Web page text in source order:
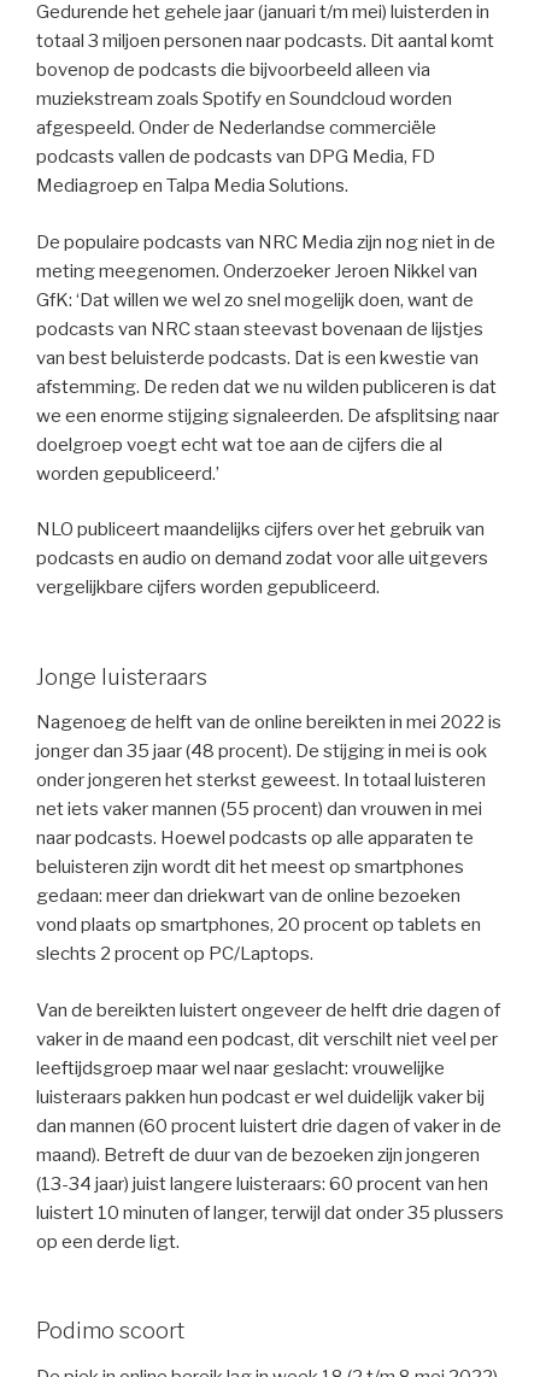
Gedurende het gehele jaar (januari t/m mei) luisterden in
totaal 3 miljoen personen naar podcasts. Dit aantal komt
bovenop de podcasts die bijvoorbeeld alleen via
muziekstream zoals Spotify en Soundcloud worden
afgespeeld. Onder de Nederlandse commerciële
podcasts vallen de podcasts van DPG Media, FD
Mediagroep en Talpa Media Solutions.
De populaire podcasts van NRC Media zijn nog niet in de
meting meegenomen. Onderzoeker Jeroen Nikkel van
GfK: ‘Dat willen we wel zo snel mogelijk doen, want de
podcasts van NRC staan steevast bovenaan de lijstjes
van best beluisterde podcasts. Dat is een kwestie van
afstemming. De reden dat we nu wilden publiceren is dat
we een enorme stijging signaleerden. De afsplitsing naar
doelgroep voegt echt wat toe aan de cijfers die al
worden gepubliceerd.’
NLO publiceert maandelijks cijfers over het gebruik van
podcasts en audio on demand zodat voor alle uitgevers
vergelijkbare cijfers worden gepubliceerd.
Jonge luisteraars
Nagenoeg de helft van de online bereikten in mei 2022 is
jonger dan 35 jaar (48 procent). De stijging in mei is ook
onder jongeren het sterkst geweest. In totaal luisteren
net iets vaker mannen (55 procent) dan vrouwen in mei
naar podcasts. Hoewel podcasts op alle apparaten te
beluisteren zijn wordt dit het meest op smartphones
gedaan: meer dan driekwart van de online bezoeken
vond plaats op smartphones, 20 procent op tablets en
slechts 2 procent op PC/Laptops.
Van de bereikten luistert ongeveer de helft drie dagen of
vaker in de maand een podcast, dit verschilt niet veel per
leeftijdsgroep maar wel naar geslacht: vrouwelijke
luisteraars pakken hun podcast er wel duidelijk vaker bij
dan mannen (60 procent luistert drie dagen of vaker in de
maand). Betreft de duur van de bezoeken zijn jongeren
(13-34 jaar) juist langere luisteraars: 60 procent van hen
luistert 10 minuten of langer, terwijl dat onder 35 plussers
op een derde ligt.
Podimo scoort